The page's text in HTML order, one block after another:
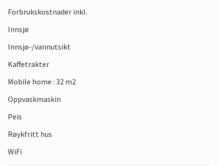
Forbrukskostnader inkl.
Innsjø
Innsjø-/vannutsikt
Kaffetrakter
Mobile home : 32 m2
Oppvaskmaskin
Peis
Røykfritt hus
WiFi